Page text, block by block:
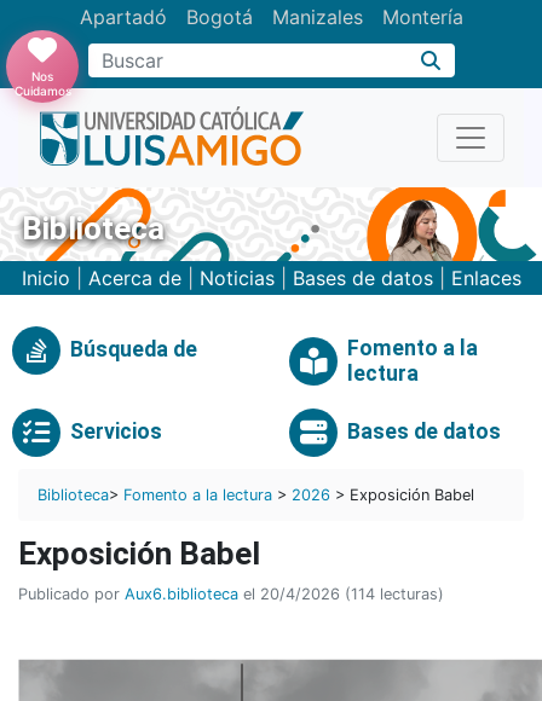
Apartadó Bogotá Manizales Montería
Buscar
Nos
Cuidamos
Biblioteca
Inicio Acerca de| Noticias| Bases de datos| Enlaces
Búsqueda de
Fomento a la
lectura
Servicios Bases de datos
Biblioteca> Fomento a la lectura > 2026 > Exposición Babel
Exposición Babel
Publicado por Aux6.biblioteca el 20/4/2026 (114 lecturas)